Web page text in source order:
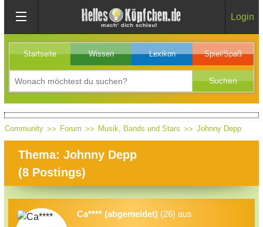
Login
Startseite Wissen Lexikon Spiel/Spaß
Community Forum Musik, Bands und Stars Johnny Depp
Thema: Johnny Depp
(8 Postings)
Ca**** (abgemeldet) (26) aus